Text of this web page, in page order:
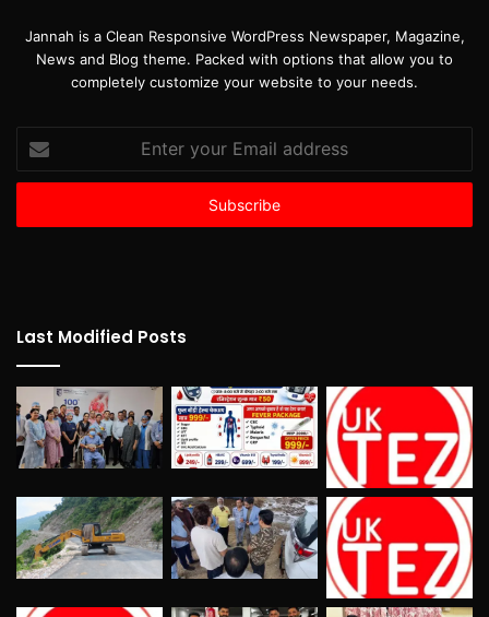
Jannah is a Clean Responsive WordPress Newspaper, Magazine,
News and Blog theme. Packed with options that allow you to
completely customize your website to your needs.
your
Email
Last Modified Posts